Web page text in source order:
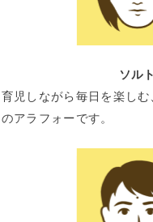
ソルト
育児しながら毎日を楽し
のアラフォーです。